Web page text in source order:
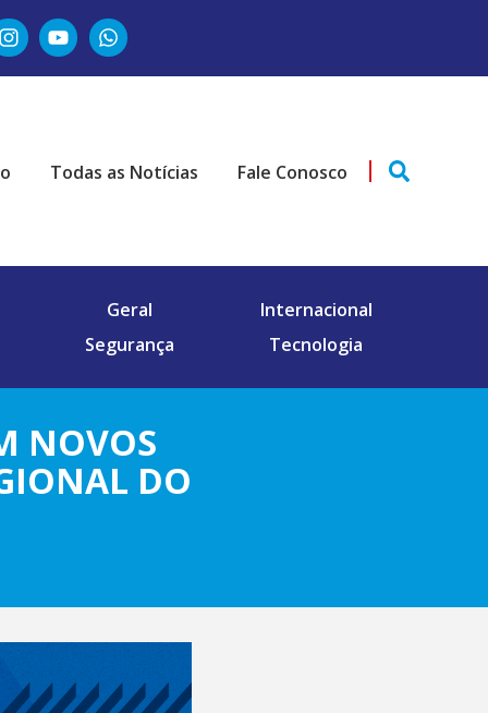
Todas as Notícias Fale Conosco
Geral
Internacional
Segurança
Tecnologia
NOVOS
DO